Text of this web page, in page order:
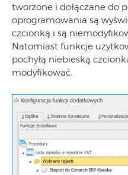
tworzone i dołączane do
oprogramowania są
czcionką i są
Natomiast funkcje
pochyłą niebieską
modyfikować.